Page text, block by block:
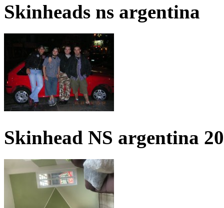
Skinheads ns argentina
Skinhead NS argentina